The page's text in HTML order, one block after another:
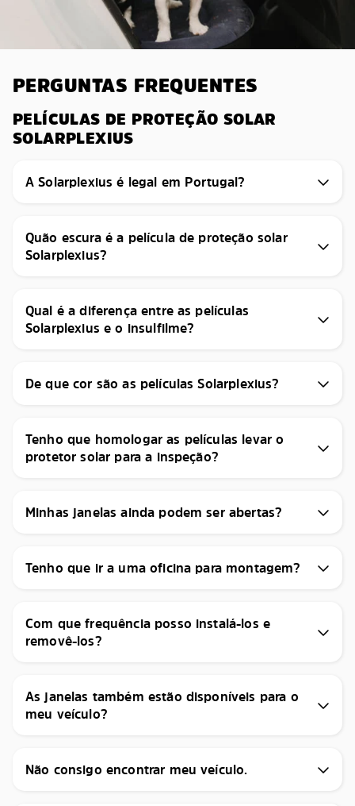
PERGUNTAS FREQUENTES
PELÍCULAS DE PROTEÇÃO SOLAR
SOLARPLEXIUS
A Solarplexius é legal em Portugal?
Quão escura é a película de proteção solar
Solarplexius?
Qual é a diferença entre as películas
Solarplexius e o insulfilme?
De que cor são as películas Solarplexius?
Tenho que homologar as películas levar o
protetor solar para a inspeção?
Minhas janelas ainda podem ser abertas?
Tenho que ir a uma oficina para montagem?
Com que frequência posso instalá-los e
removê-los?
As janelas também estão disponíveis para o
meu veículo?
Não consigo encontrar meu veículo.